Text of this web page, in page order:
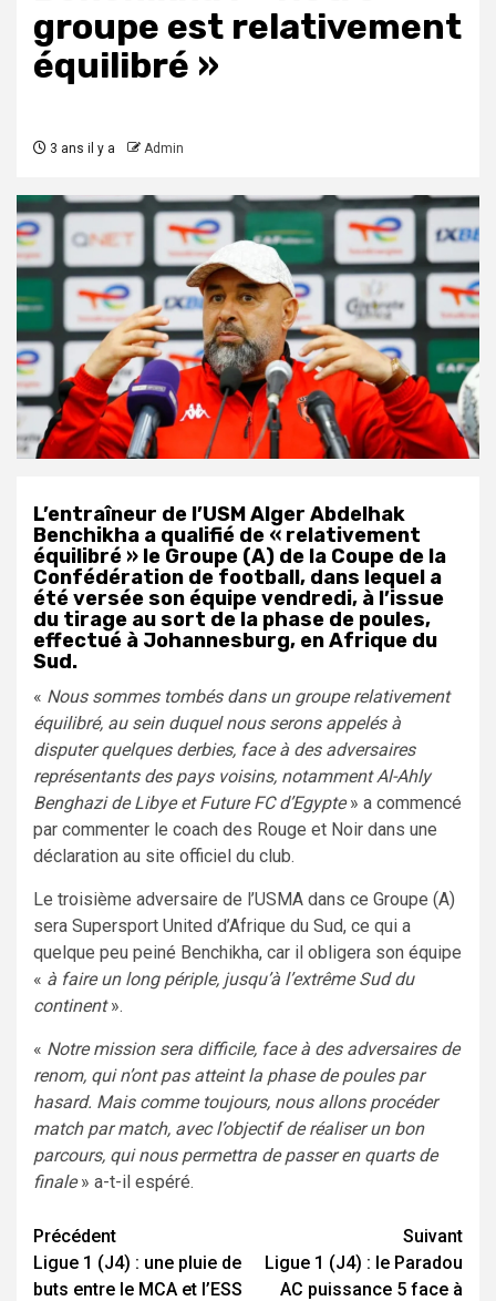
groupe est relativement
équilibré »
3 ans il y a Admin
L’entraîneur de l’USM Alger Abdelhak
Benchikha a qualifié de « relativement
équilibré » le Groupe (A) de la Coupe de la
Confédération de football, dans lequel a
été versée son équipe vendredi, à l’issue
du tirage au sort de la phase de poules,
effectué à Johannesburg, en Afrique du
Sud.
« Nous sommes tombés dans un groupe relativement
équilibré, au sein duquel nous serons appelés à
disputer quelques derbies, face à des adversaires
représentants des pays voisins, notamment Al-Ahly
Benghazi de Libye et Future FC d’Egypte» a commencé
par commenter le coach des Rouge et Noir dans une
déclaration au site officiel du club.
Le troisième adversaire de l’USMA dans ce Groupe (A)
sera Supersport United d’Afrique du Sud, ce qui a
quelque peu peiné Benchikha, car il obligera son équipe
« à faire un long périple, jusqu’à l’extrême Sud du
continent».
« Notre mission sera difficile, face à des adversaires de
renom, qui n’ont pas atteint la phase de poules par
hasard. Mais comme toujours, nous allons procéder
match par match, avec l’objectif de réaliser un bon
parcours, qui nous permettra de passer en quarts de
finale» a-t-il espéré.
Navigation
d’article
Précédent
Ligue 1 (J4) : une pluie de
buts entre le MCA et l’ESS
Suivant
Ligue 1 (J4) : le Paradou
AC puissance 5 face à